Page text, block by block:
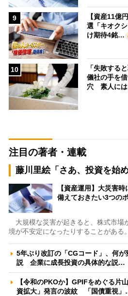
9
【資産11億
選「キオク
け期待4銘…
10
「失敗する
儀社の手を
穴 素人に
注目の著者・連載
藤川里絵「さあ、投資を始め
【資産運用】大災害
備えておきたい3つの
大規模な災害が起きると、株式市場
境が不安定になったりすることがある
5年ぶり改訂の「CGコード」、何
説 企業に成長投資の具体的な説…
【令和のPKOか】GPIFをめぐる片
資拡大」発言の波紋 「国債重視